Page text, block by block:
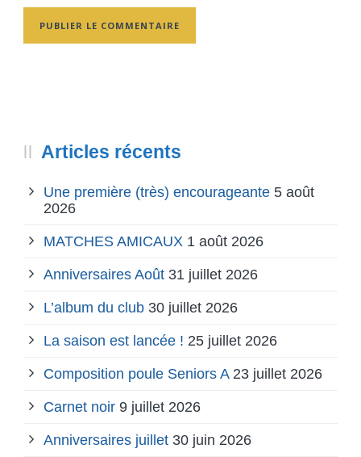
Articles récents
Une première (très) encourageante 5 août
2026
MATCHES AMICAUX 1 août 2026
Anniversaires Août 31 juillet 2026
L’album du club 30 juillet 2026
La saison est lancée ! 25 juillet 2026
Composition poule Seniors A 23 juillet 2026
Carnet noir 9 juillet 2026
Anniversaires juillet 30 juin 2026